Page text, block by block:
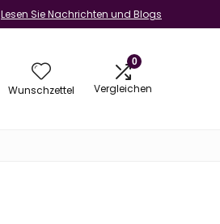
Lesen Sie Nachrichten und Blogs
Wunschzettel
0
Vergleichen